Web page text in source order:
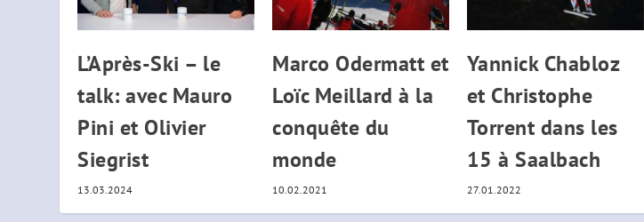
L’Après-Ski – le
talk: avec Mauro
Pini et Olivier
Siegrist
13.03.2024
Marco Odermatt et
Loïc Meillard à la
conquête du
monde
10.02.2021
Yannick Chabloz
et Christophe
Torrent dans les
15 à Saalbach
27.01.2022